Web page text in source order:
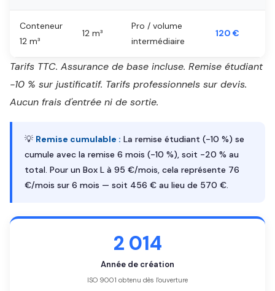
Conteneur
12 m³
12 m³
Pro / volume
intermédiaire
120 €
Tarifs TTC. Assurance de base incluse. Remise étudiant
-10 % sur justificatif. Tarifs professionnels sur devis.
Aucun frais d'entrée ni de sortie.
💡 Remise cumulable : La remise étudiant (-10 %) se
cumule avec la remise 6 mois (-10 %), soit -20 % au
total. Pour un Box L à 95 €/mois, cela représente 76
€/mois sur 6 mois — soit 456 € au lieu de 570 €.
2 014
Année de création
ISO 9001 obtenu dès l'ouverture